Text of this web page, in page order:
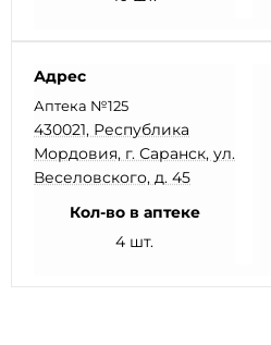
Адрес
Аптека №125
430021, Республика
Мордовия, г. Саранск, ул.
Веселовского, д. 45
Кол-во в аптеке
4 шт.